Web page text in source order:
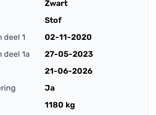
Zwart
Stof
1
02-11-2020
1a
27-05-2023
21-06-2026
Ja
1180 kg